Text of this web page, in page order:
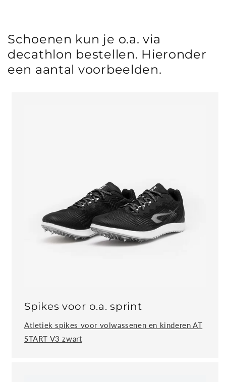
Schoenen kun je o.a. via
decathlon bestellen. Hieronder
een aantal voorbeelden.
Spikes voor o.a. sprint
Atletiek spikes voor volwassenen en kinderen AT
START V3 zwart